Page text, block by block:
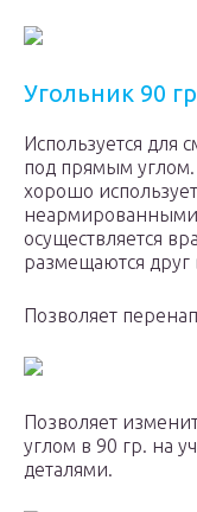
Угольник 90
Используется для
под прямым
хорошо
неармированными
осуществляется
размещаются друг
Позволяет
Позволяет
углом в 90 гр. на
деталями.